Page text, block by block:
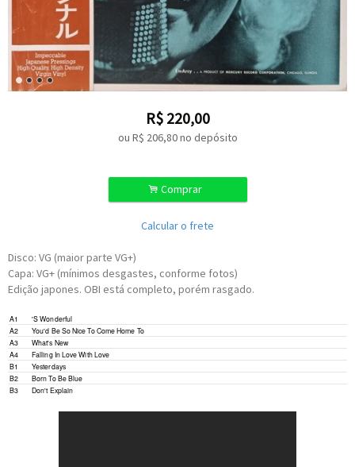
R$ 220,00
ou R$ 206,80no depósito
. Comprar
Calcular o frete
Disco: VG (maior parte VG+)
Capa: VG+ (mínimos desgastes, conforme fotos)
Edição japones. OBI está completo, porém rasgado.
A1
'S Wonderful
A2
You'd Be So Nice To Come Home To
A3
What's New
A4
Falling In Love With Love
B1
Yesterdays
B2
Born To Be Blue
B3
Don't Explain